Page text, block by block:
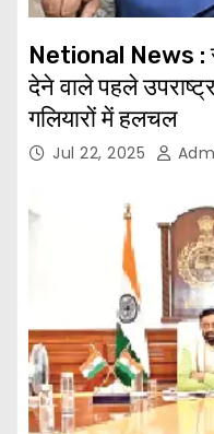
Netional News :
देने वाले पहले
गलियारों में हलचल
Jul 22, 2025